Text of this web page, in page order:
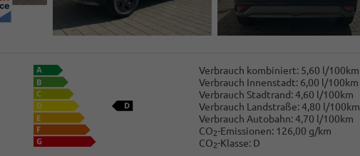
Verbrauch kombiniert: 5,60 l/100km
Verbrauch Innenstadt: 6,00 l/100km
Verbrauch Stadtrand: 4,60 l/100km
Verbrauch Landstraße: 4,80 l/100km
Verbrauch Autobahn: 4,70 l/100km
CO2-Emissionen: 126,00 g/km
CO2-Klasse: D